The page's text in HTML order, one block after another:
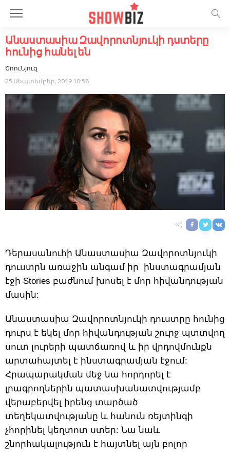
Անաստասիա Զավորոտնյուկի դստերը
հունից հանել են
ՇոուՆյուզ
25 Սեպտեմբեր, 2019 10:58
Դերասանուհի Անաստասիա Զավորոտնյուկի
դուստրն առաջին անգամ իր ինստագրամյան
էջի Stories բաժնում խոսել է մոր հիվանդության
մասին:
Անաստասիա Զավորոտնյուկի դուստրը հունից
դուրս է եկել մոր հիվանդության շուրջ պտտվող
սուտ լուրերի պատճառով և իր վրդովմունքն
արտահայտել է ինստագրամյան էջում:
Հրապարակման մեջ նա հորդորել է
լրագրողներին պատասխանատվությամբ
վերաբերվել իրենց տարծած
տեղեկատվությանը և հանուն ռեյտինգի
չհորինել կեղտոտ ստեր: Նա նաև
շնորհակալություն է հայտնել այն բոլոր